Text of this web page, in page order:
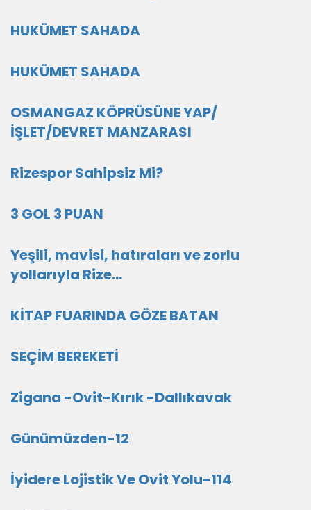
HUKÜMET SAHADA
HUKÜMET SAHADA
OSMANGAZ KÖPRÜSÜNE YAP/
İŞLET/DEVRET MANZARASI
Rizespor Sahipsiz Mi?
3 GOL 3 PUAN
Yeşili, mavisi, hatıraları ve zorlu
yollarıyla Rize…
KİTAP FUARINDA GÖZE BATAN
SEÇİM BEREKETİ
Zigana -Ovit-Kırık -Dallıkavak
Günümüzden-12
İyidere Lojistik Ve Ovit Yolu-114